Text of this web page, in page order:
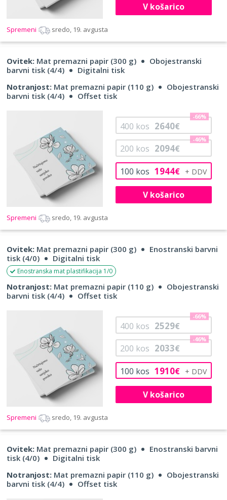
V košarico
Spremeni sredo, 19. avgusta
Ovitek: Mat premazni papir (300 g)
Obojestranski
barvni tisk (4/4)
Digitalni tisk
Notranjost: Mat premazni papir (110 g)
Obojestranski
barvni tisk (4/4)
Offset tisk
100 kos 1944€
200 kos 2094€
-46%
400 kos 2640€
-66%
V košarico
Spremeni sredo, 19. avgusta
Ovitek: Mat premazni papir (300 g)
Enostranski barvni
tisk (4/0)
Digitalni tisk
Enostranska mat plastifikacija 1/0
Notranjost: Mat premazni papir (110 g)
Obojestranski
barvni tisk (4/4)
Offset tisk
100 kos 1910€
200 kos 2033€
-46%
400 kos 2529€
-66%
V košarico
Spremeni sredo, 19. avgusta
Ovitek: Mat premazni papir (300 g)
Enostranski barvni
tisk (4/0)
Digitalni tisk
Notranjost: Mat premazni papir (110 g)
Obojestranski
barvni tisk (4/4)
Offset tisk